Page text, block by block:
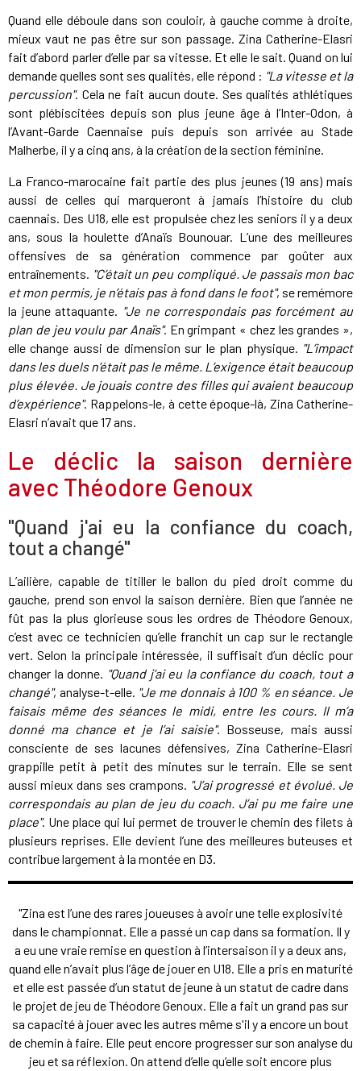
Quand elle déboule dans son couloir, à gauche comme à droite,
mieux vaut ne pas être sur son passage. Zina Catherine-Elasri
fait d’abord parler d’elle par sa vitesse. Et elle le sait. Quand on lui
demande quelles sont ses qualités, elle répond : "La vitesse et la
percussion". Cela ne fait aucun doute. Ses qualités athlétiques
sont plébiscitées depuis son plus jeune âge à l’Inter-Odon, à
l’Avant-Garde Caennaise puis depuis son arrivée au Stade
Malherbe, il y a cinq ans, à la création de la section féminine.
La Franco-marocaine fait partie des plus jeunes (19 ans) mais
aussi de celles qui marqueront à jamais l’histoire du club
caennais. Des U18, elle est propulsée chez les seniors il y a deux
ans, sous la houlette d’Anaïs Bounouar. L’une des meilleures
offensives de sa génération commence par goûter aux
entraînements. "C’était un peu compliqué. Je passais mon bac
et mon permis, je n’étais pas à fond dans le foot", se remémore
la jeune attaquante. "Je ne correspondais pas forcément au
plan de jeu voulu par Anaïs". En grimpant « chez les grandes »,
elle change aussi de dimension sur le plan physique. "L’impact
dans les duels n’était pas le même. L’exigence était beaucoup
plus élevée. Je jouais contre des filles qui avaient beaucoup
d’expérience". Rappelons-le, à cette époque-là, Zina Catherine-
Elasri n’avait que 17 ans.
Le déclic la saison dernière
avec Théodore Genoux
"Quand j'ai eu la confiance du coach,
tout a changé"
L’ailière, capable de titiller le ballon du pied droit comme du
gauche, prend son envol la saison dernière. Bien que l’année ne
fût pas la plus glorieuse sous les ordres de Théodore Genoux,
c’est avec ce technicien qu’elle franchit un cap sur le rectangle
vert. Selon la principale intéressée, il suffisait d’un déclic pour
changer la donne. "Quand j’ai eu la confiance du coach, tout a
changé", analyse-t-elle. "Je me donnais à 100 % en séance. Je
faisais même des séances le midi, entre les cours. Il m’a
donné ma chance et je l’ai saisie". Bosseuse, mais aussi
consciente de ses lacunes défensives, Zina Catherine-Elasri
grappille petit à petit des minutes sur le terrain. Elle se sent
aussi mieux dans ses crampons. "J’ai progressé et évolué. Je
correspondais au plan de jeu du coach. J’ai pu me faire une
place". Une place qui lui permet de trouver le chemin des filets à
plusieurs reprises. Elle devient l’une des meilleures buteuses et
contribue largement à la montée en D3.
"Zina est l’une des rares joueuses à avoir une telle explosivité
dans le championnat. Elle a passé un cap dans sa formation. Il y
a eu une vraie remise en question à l’intersaison il y a deux ans,
quand elle n’avait plus l’âge de jouer en U18. Elle a pris en maturité
et elle est passée d’un statut de jeune à un statut de cadre dans
le projet de jeu de Théodore Genoux. Elle a fait un grand pas sur
sa capacité à jouer avec les autres même s'il y a encore un bout
de chemin à faire. Elle peut encore progresser sur son analyse du
jeu et sa réflexion. On attend d’elle qu’elle soit encore plus